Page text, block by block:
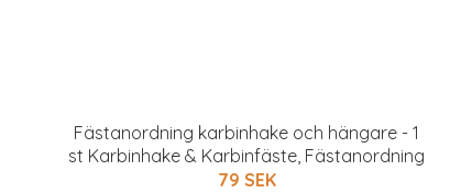
Fästanordning karbinhake och hängare - 1
st Karbinhake & Karbinfäste, Fästanordning
79 SEK